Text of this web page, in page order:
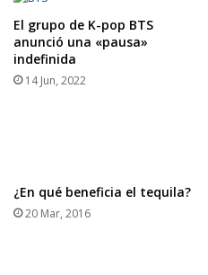
El grupo de K-pop BTS
anunció una «pausa»
indefinida
14 Jun, 2022
¿En qué beneficia el tequila?
20 Mar, 2016